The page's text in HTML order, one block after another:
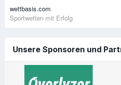
wettbasis.com
Sportwetten mit Erfolg
Unsere Sponsoren und